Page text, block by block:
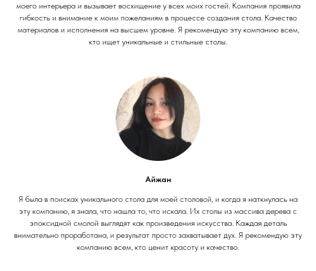
моего интерьера и вызывает восхищение у всех моих гостей. Компания проявила
гибкость и внимание к моим пожеланиям в процессе создания стола. Качество
материалов и исполнения на высшем уровне. Я рекомендую эту компанию всем,
кто ищет уникальные и стильные столы.
Айжан
Я была в поисках уникального стола для моей столовой, и когда я наткнулась на
эту компанию, я знала, что нашла то, что искала. Их столы из массива дерева с
эпоксидной смолой выглядят как произведения искусства. Каждая деталь
внимательно проработана, и результат просто захватывает дух. Я рекомендую эту
компанию всем, кто ценит красоту и качество.